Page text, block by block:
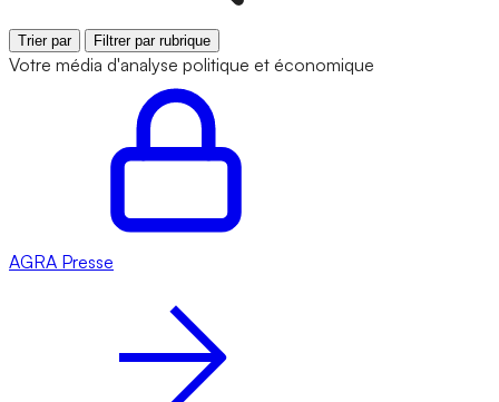
Trier par Filtrer par rubrique
Votre média d'analyse politique et économique
AGRA Presse